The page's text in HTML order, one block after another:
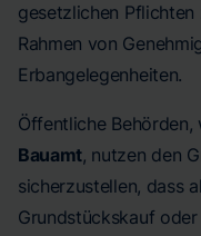
gesetzlichen
Rahmen von
Erbangelegenheiten.
Öffentliche Behörden,
Bauamt, nutzen den
sicherzustellen, dass
Grundstückskauf